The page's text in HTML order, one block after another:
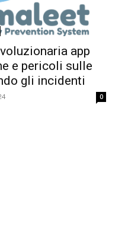
app
e pericoli sulle
gli incidenti
0